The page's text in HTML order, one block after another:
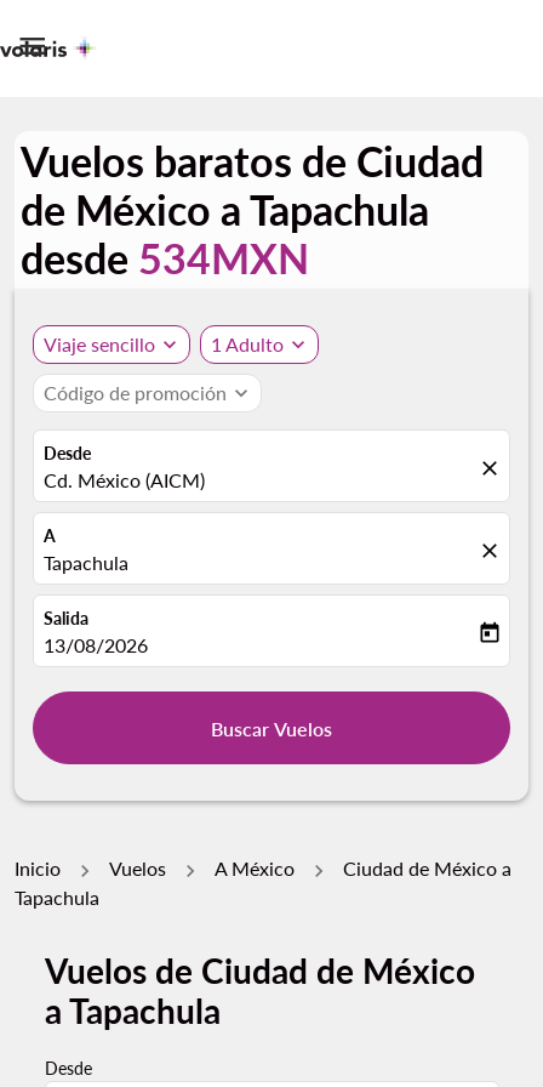

Vuelos baratos de Ciudad
de México a Tapachula
desde 534MXN
Viaje sencillo expand_more 1 Adulto expand_more
Código de promoción expand_more
Desde
Cd. México (AICM) close
A
Tapachula close
Salida
fc-booking-departure-date-aria-label
13/08/2026 today
Buscar Vuelos
Inicio Vuelos A México
Ciudad de México a
Tapachula
Vuelos de Ciudad de México
a Tapachula
Desde